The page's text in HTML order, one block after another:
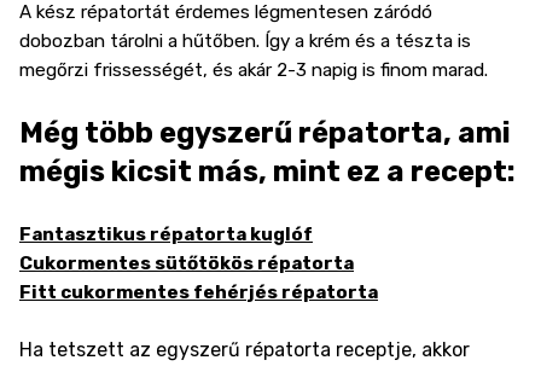
A kész répatortát érdemes légmentesen záródó
dobozban tárolni a hűtőben. Így a krém és a tészta is
megőrzi frissességét, és akár 2-3 napig is finom marad.
Még több egyszerű répatorta, ami
mégis kicsit más, mint ez a recept:
Fantasztikus répatorta kuglóf
Cukormentes sütőtökös répatorta
Fitt cukormentes fehérjés répatorta
Ha tetszett az egyszerű répatorta receptje, akkor